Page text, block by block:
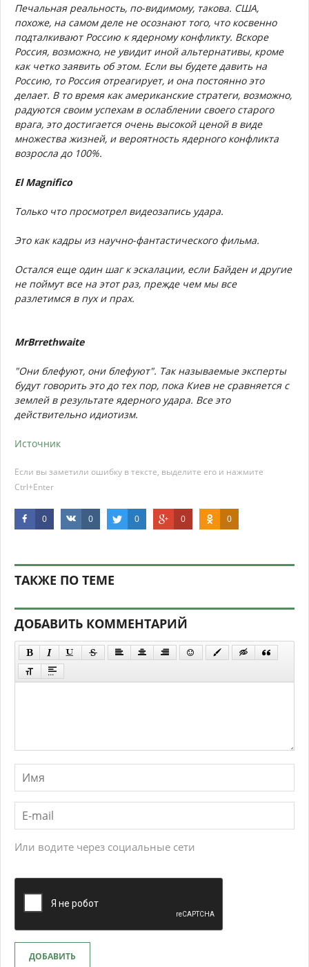
Печальная реальность, по-видимому, такова. США,
похоже, на самом деле не осознают того, что косвенно
подталкивают Россию к ядерному конфликту. Вскоре
Россия, возможно, не увидит иной альтернативы, кроме
как четко заявить об этом. Если вы будете давить на
Россию, то Россия отреагирует, и она постоянно это
делает. В то время как американские стратеги, возможно,
радуются своим успехам в ослаблении своего старого
врага, это достигается очень высокой ценой в виде
множества жизней, и вероятность ядерного конфликта
возросла до 100%.
El Magnifico
Только что просмотрел видеозапись удара.
Это как кадры из научно-фантастического фильма.
Остался еще один шаг к эскалации, если Байден и другие
не поймут все на этот раз, прежде чем мы все
разлетимся в пух и прах.
MrBrrethwaite
"Они блефуют, они блефуют". Так называемые эксперты
будут говорить это до тех пор, пока Киев не сравняется с
землей в результате ядерного удара. Все это
действительно идиотизм.
Источник
Если вы заметили ошибку в тексте, выделите его и нажмите
Ctrl+Enter
0 0 0 0 0
ТАКЖЕ ПО ТЕМЕ
ДОБАВИТЬ КОММЕНТАРИЙ
Или водите через социальные сети
ДОБАВИТЬ